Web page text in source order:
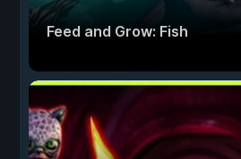
Feed and Grow: Fish